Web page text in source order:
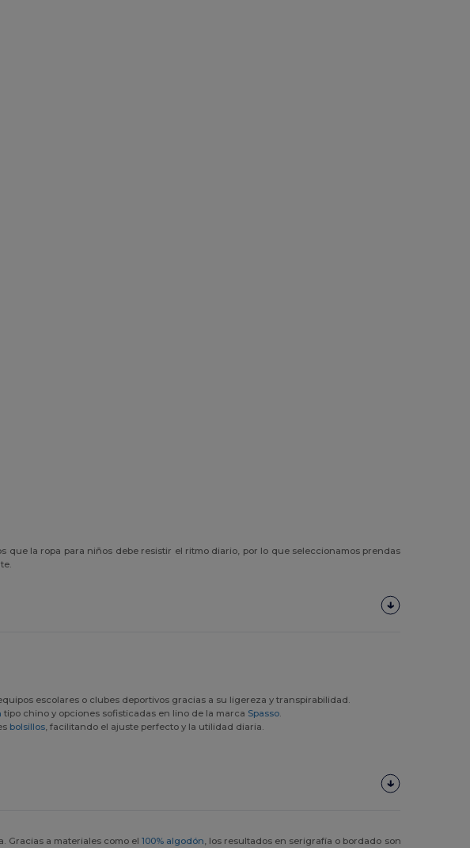
la ropa para niños debe resistir el ritmo diario, por lo que seleccionamos prendas
escolares o clubes deportivos gracias a su ligereza y transpirabilidad.
tipo chino y opciones sofisticadas en lino de la marca Spasso.
bolsillos, facilitando el ajuste perfecto y la utilidad diaria.
Gracias a materiales como el 100% algodón, los resultados en serigrafía o bordado son